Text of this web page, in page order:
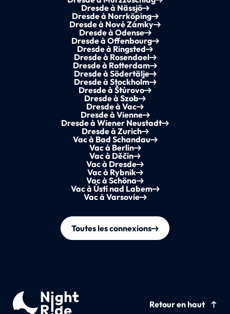
Dresde à Nässjö
Dresde à Norrköping
Dresde à Nové Zámky
Dresde à Odense
Dresde à Offenbourg
Dresde à Ringsted
Dresde à Rosendael
Dresde à Rotterdam
Dresde à Södertälje
Dresde à Stockholm
Dresde à Štúrovo
Dresde à Szob
Dresde à Vac
Dresde à Vienne
Dresde à Wiener Neustadt
Dresde à Zurich
Vac à Bad Schandau
Vac à Berlin
Vac à Děčín
Vac à Dresde
Vac à Rybnik
Vac à Schöna
Vac à Ústí nad Labem
Vac à Varsovie
Toutes les connexions
Retour en haut